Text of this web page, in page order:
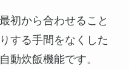
初から合わせること
する手間をなくした
動炊飯機能です。